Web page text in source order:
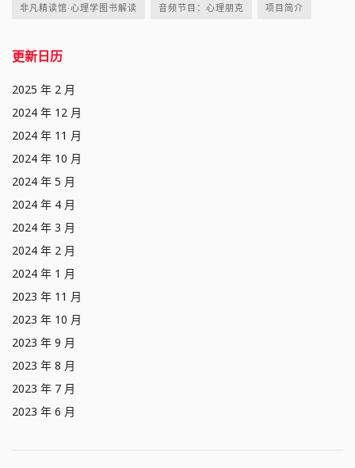
非凡精读馆·心理学图书解读 音频节目：心理朋克 项目简介
更新日历
2025 年 2 月
2024 年 12 月
2024 年 11 月
2024 年 10 月
2024 年 5 月
2024 年 4 月
2024 年 3 月
2024 年 2 月
2024 年 1 月
2023 年 11 月
2023 年 10 月
2023 年 9 月
2023 年 8 月
2023 年 7 月
2023 年 6 月